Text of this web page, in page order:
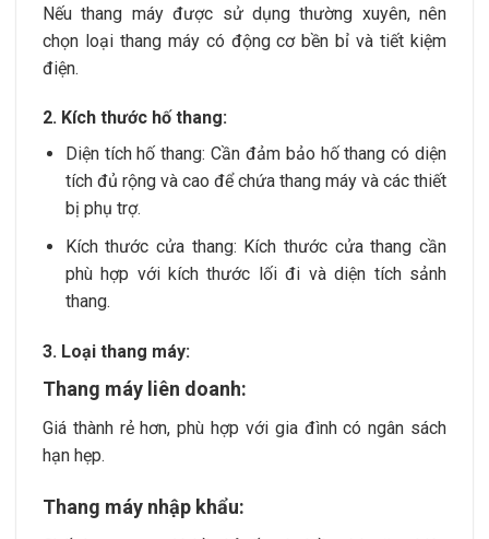
Nếu thang máy được sử dụng thường xuyên, nên
chọn loại thang máy có động cơ bền bỉ và tiết kiệm
điện.
2. Kích thước hố thang:
Diện tích hố thang: Cần đảm bảo hố thang có diện
tích đủ rộng và cao để chứa thang máy và các thiết
bị phụ trợ.
Kích thước cửa thang: Kích thước cửa thang cần
phù hợp với kích thước lối đi và diện tích sảnh
thang.
3. Loại thang máy:
Thang máy liên doanh:
Giá thành rẻ hơn, phù hợp với gia đình có ngân sách
hạn hẹp.
Thang máy nhập khẩu: